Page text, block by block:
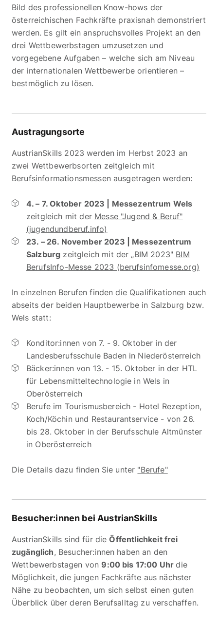
Bild des professionellen Know-hows der
österreichischen Fachkräfte praxisnah demonstriert
werden. Es gilt ein anspruchsvolles Projekt an den
drei Wettbewerbstagen umzusetzen und
vorgegebene Aufgaben – welche sich am Niveau
der internationalen Wettbewerbe orientieren –
bestmöglich zu lösen.
Austragungsorte
AustrianSkills 2023 werden im Herbst 2023 an
zwei Wettbewerbsorten zeitgleich mit
Berufsinformationsmessen ausgetragen werden:
4. – 7. Oktober 2023 | Messezentrum Wels
zeitgleich mit der Messe "Jugend & Beruf"
(jugendundberuf.info)
23. – 26. November 2023 | Messezentrum
Salzburg zeitgleich mit der „BIM 2023" BIM
BerufsInfo-Messe 2023 (berufsinfomesse.org)
In einzelnen Berufen finden die Qualifikationen auch
abseits der beiden Hauptbewerbe in Salzburg bzw.
Wels statt:
Konditor:innen von 7. - 9. Oktober in der
Landesberufsschule Baden in Niederösterreich
Bäcker:innen von 13. - 15. Oktober in der HTL
für Lebensmitteltechnologie in Wels in
Oberösterreich
Berufe im Tourismusbereich - Hotel Rezeption,
Koch/Köchin und Restaurantservice - von 26.
bis 28. Oktober in der Berufsschule Altmünster
in Oberösterreich
Die Details dazu finden Sie unter "Berufe"
Besucher:innen bei AustrianSkills
AustrianSkills sind für dieÖffentlichkeit frei
zugänglich, Besucher:innen haben an den
Wettbewerbstagen von9:00 bis 17:00 Uhrdie
Möglichkeit, die jungen Fachkräfte aus nächster
Nähe zu beobachten, um sich selbst einen guten
Überblick über deren Berufsalltag zu verschaffen.